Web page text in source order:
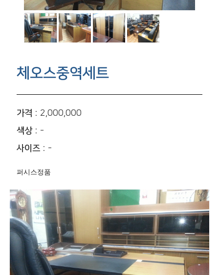
체오스중역세트
가격 : 2,000,000
색상 : -
사이즈 : -
퍼시스정품